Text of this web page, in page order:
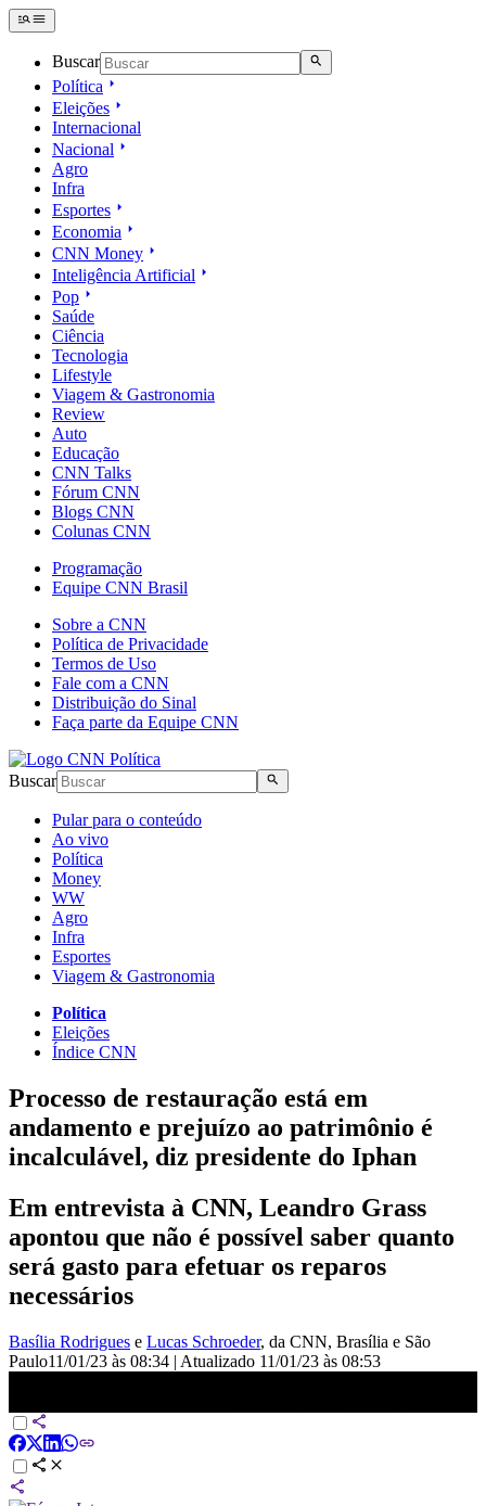
Buscar
Política
Eleições
Internacional
Nacional
Agro
Infra
Esportes
Economia
CNN Money
Inteligência Artificial
Pop
Saúde
Ciência
Tecnologia
Lifestyle
Viagem & Gastronomia
Review
Auto
Educação
CNN Talks
Fórum CNN
Blogs CNN
Colunas CNN
Programação
Equipe CNN Brasil
Sobre a CNN
Política de Privacidade
Termos de Uso
Fale com a CNN
Distribuição do Sinal
Faça parte da Equipe CNN
Buscar
Pular para o conteúdo
Ao vivo
Política
Money
WW
Agro
Infra
Esportes
Viagem & Gastronomia
Política
Eleições
Índice CNN
Processo de restauração está em
andamento e prejuízo ao patrimônio é
incalculável, diz presidente do Iphan
Em entrevista à CNN, Leandro Grass
apontou que não é possível saber quanto
será gasto para efetuar os reparos
necessários
Basília Rodrigues e Lucas Schroeder, da CNN, Brasília e São
Paulo11/01/23 às 08:34 | Atualizado 11/01/23 às 08:53